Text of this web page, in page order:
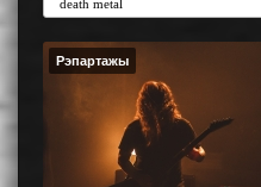
Рэпартажы